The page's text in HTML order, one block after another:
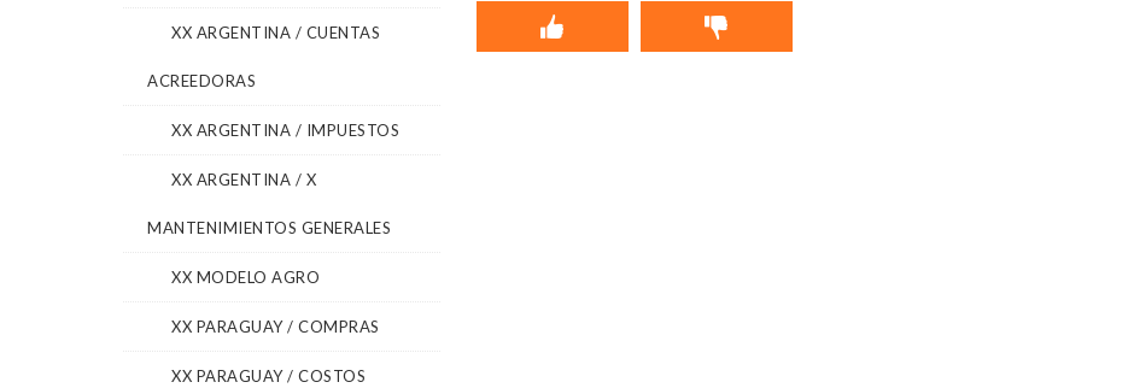
XX ARGENTINA / CUENTAS
ACREEDORAS
XX ARGENTINA / IMPUESTOS
XX ARGENTINA / X
MANTENIMIENTOS GENERALES
XX MODELO AGRO
XX PARAGUAY / COMPRAS
XX PARAGUAY / COSTOS